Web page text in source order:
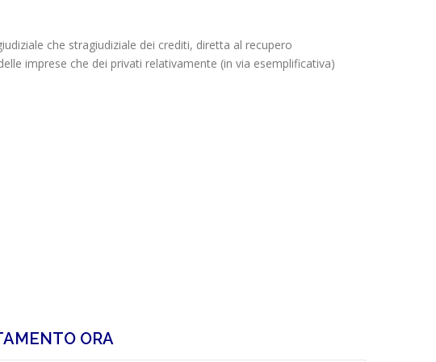
che stragiudiziale dei crediti, diretta al recupero
imprese che dei privati relativamente (in via esemplificativa)
ORA